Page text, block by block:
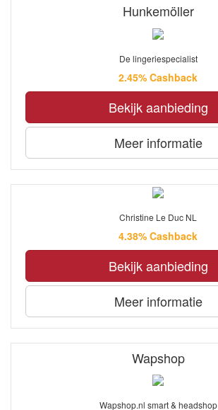
Hunkemöller
De lingeriespecialist
2.45% Cashback
Bekijk aanbieding
Meer informatie
Christine Le Duc NL
4.38% Cashback
Bekijk aanbieding
Meer informatie
Wapshop
Wapshop.nl smart & headshop